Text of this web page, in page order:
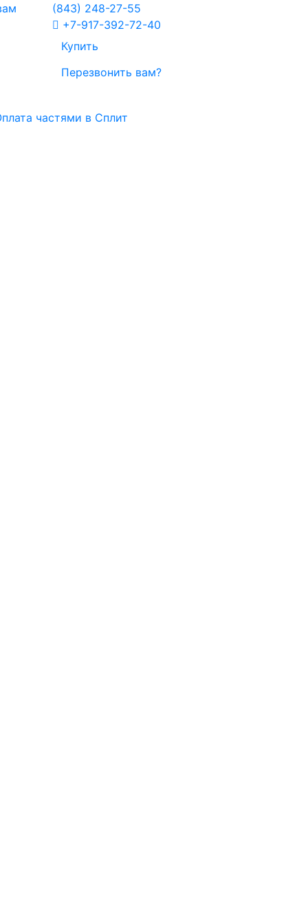
(843) 248-27-55
+7-917-392-72-40
Купить
Перезвонить вам?
частями в Сплит